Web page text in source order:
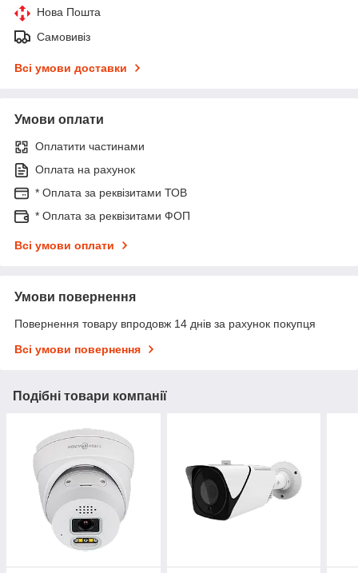
Нова Пошта
Самовивіз
Всі умови доставки
Умови оплати
Оплатити частинами
Оплата на рахунок
* Оплата за реквізитами ТОВ
* Оплата за реквізитами ФОП
Всі умови оплати
Умови повернення
Повернення товару впродовж 14 днів за рахунок покупця
Всі умови повернення
Подібні товари компанії